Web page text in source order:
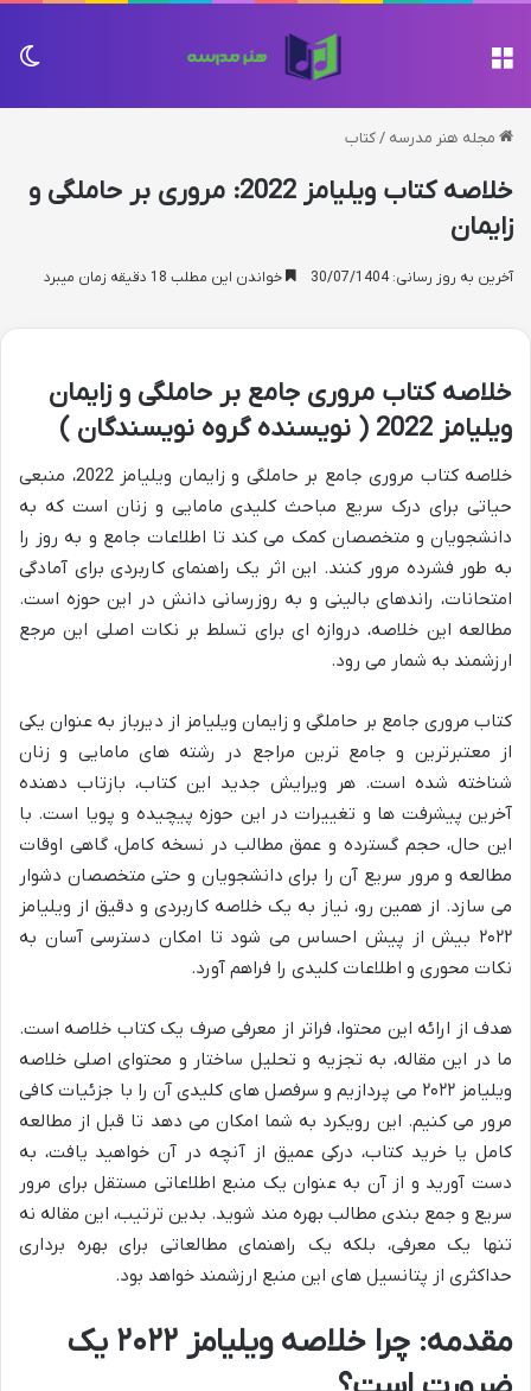
مجله هنر مدرسه /کتاب
خلاصه کتاب ویلیامز 2022: مروری بر حاملگی و
زایمان
آخرین به روز رسانی: 30/07/1404 خواندن این مطلب 18 دقیقه زمان میبرد
خلاصه کتاب مروری جامع بر حاملگی و زایمان
ویلیامز 2022 ( نویسنده گروه نویسندگان )
خلاصه کتاب مروری جامع بر حاملگی و زایمان ویلیامز 2022، منبعی
حیاتی برای درک سریع مباحث کلیدی مامایی و زنان است که به
دانشجویان و متخصصان کمک می کند تا اطلاعات جامع و به روز را
به طور فشرده مرور کنند. این اثر یک راهنمای کاربردی برای آمادگی
امتحانات، راندهای بالینی و به روزرسانی دانش در این حوزه است.
مطالعه این خلاصه، دروازه ای برای تسلط بر نکات اصلی این مرجع
ارزشمند به شمار می رود.
کتاب مروری جامع بر حاملگی و زایمان ویلیامز از دیرباز به عنوان یکی
از معتبرترین و جامع ترین مراجع در رشته های مامایی و زنان
شناخته شده است. هر ویرایش جدید این کتاب، بازتاب دهنده
آخرین پیشرفت ها و تغییرات در این حوزه پیچیده و پویا است. با
این حال، حجم گسترده و عمق مطالب در نسخه کامل، گاهی اوقات
مطالعه و مرور سریع آن را برای دانشجویان و حتی متخصصان دشوار
می سازد. از همین رو، نیاز به یک خلاصه کاربردی و دقیق از ویلیامز
۲۰۲۲ بیش از پیش احساس می شود تا امکان دسترسی آسان به
نکات محوری و اطلاعات کلیدی را فراهم آورد.
هدف از ارائه این محتوا، فراتر از معرفی صرف یک کتاب خلاصه است.
ما در این مقاله، به تجزیه و تحلیل ساختار و محتوای اصلی خلاصه
ویلیامز ۲۰۲۲ می پردازیم و سرفصل های کلیدی آن را با جزئیات کافی
مرور می کنیم. این رویکرد به شما امکان می دهد تا قبل از مطالعه
کامل یا خرید کتاب، درکی عمیق از آنچه در آن خواهید یافت، به
دست آورید و از آن به عنوان یک منبع اطلاعاتی مستقل برای مرور
سریع و جمع بندی مطالب بهره مند شوید. بدین ترتیب، این مقاله نه
تنها یک معرفی، بلکه یک راهنمای مطالعاتی برای بهره برداری
حداکثری از پتانسیل های این منبع ارزشمند خواهد بود.
مقدمه: چرا خلاصه ویلیامز ۲۰۲۲ یک